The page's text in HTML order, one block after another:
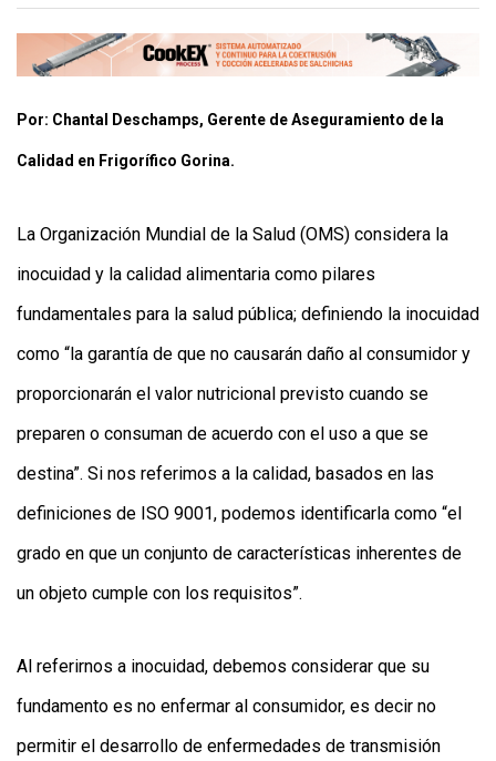
PREMIO
SERVICIOS
CONTÁCTENOS
TÉRMINOS
CONDICIONES
DE
PRIVACIDAD
MAPA
SITIO
SOMOS
Por: Chantal Deschamps, Gerente de Aseguramiento de la
Calidad en Frigorífico Gorina.
La Organización Mundial de la Salud (OMS) considera la
inocuidad y la calidad alimentaria como pilares
fundamentales para la salud pública; definiendo la inocuidad
como “la garantía de que no causarán daño al consumidor y
proporcionarán el valor nutricional previsto cuando se
preparen o consuman de acuerdo con el uso a que se
destina”. Si nos referimos a la calidad, basados en las
definiciones de ISO 9001, podemos identificarla como “el
grado en que un conjunto de características inherentes de
un objeto cumple con los requisitos”.
Al referirnos a inocuidad, debemos considerar que su
fundamento es no enfermar al consumidor, es decir no
permitir el desarrollo de enfermedades de transmisión